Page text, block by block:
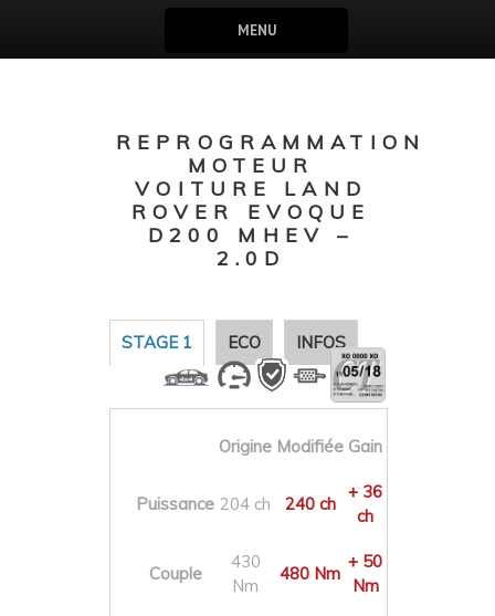
MENU
REPROGRAMMATION
MOTEUR
VOITURE LAND
ROVER EVOQUE
D200 MHEV –
2.0D
STAGE 1 ECO INFOS
Origine Modifiée Gain
Puissance 204 ch 240 ch
+ 36
ch
Couple
430
Nm
480 Nm
+ 50
Nm